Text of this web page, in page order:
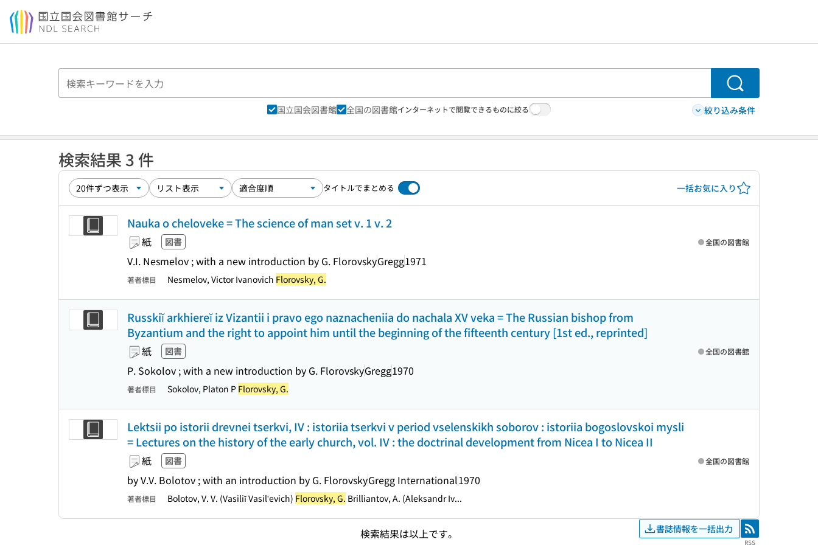
本文へ移動
検索
国立国会図書館 全国の図書館インターネットで閲覧できるものに絞る 絞り込み条件
検索結果 3 件
タイトルでまとめる 一括お気に入り
Nauka o cheloveke = The science of man set v. 1 v. 2
紙 図書
V.I. Nesmelov ; with a new introduction by G. FlorovskyGregg1971
全国の図書館
著者標目 Nesmelov, Victor Ivanovich Florovsky, G.
Russkiĭ arkhiereĭ iz Vizantii i pravo ego naznacheniia do nachala XV veka = The Russian bishop from
Byzantium and the right to appoint him until the beginning of the fifteenth century [1st ed., reprinted]
紙 図書
P. Sokolov ; with a new introduction by G. FlorovskyGregg1970
全国の図書館
著者標目 Sokolov, Platon P Florovsky, G.
Lektsii po istorii drevnei tserkvi, IV : istoriia tserkvi v period vselenskikh soborov : istoriia bogoslovskoi mysli
= Lectures on the history of the early church, vol. IV : the doctrinal development from Nicea I to Nicea II
紙 図書
by V.V. Bolotov ; with an introduction by G. FlorovskyGregg International1970
全国の図書館
著者標目 Bolotov, V. V. (Vasiliĭ Vasilʹevich) Florovsky, G. Brilliantov, A. (Aleksandr Iv...
検索結果は以上です。 書誌情報を一括出力 RSS
RSS